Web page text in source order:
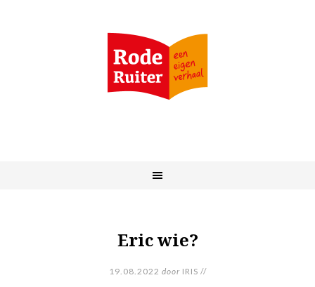
Eric wie?
19.08.2022 door IRIS //